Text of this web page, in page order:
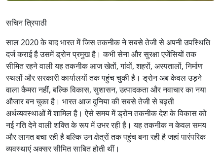
सचिन त्रिपाठी
साल 2020 के बाद भारत में जिस तकनीक ने सबसे तेजी से अपनी उपस्थिति
दर्ज कराई है उसमें ड्रोन प्रमुख है। कभी सेना और सुरक्षा एजेंसियों तक
सीमित रहने वाली यह तकनीक आज खेतों, गांवों, शहरों, अस्पतालों, निर्माण
स्थलों और सरकारी कार्यालयों तक पहुंच चुकी है। ड्रोन अब केवल उड़ने
वाला कैमरा नहीं, बल्कि विकास, सुशासन, उत्पादकता और नवाचार का नया
औजार बन चुका है। भारत आज दुनिया की सबसे तेजी से बढ़ती
अर्थव्यवस्थाओं में शामिल है। ऐसे समय में ड्रोन तकनीक देश के विकास को
नई गति देने वाली शक्ति के रूप में उभर रही है। यह तकनीक न केवल समय
और लागत बचा रही है बल्कि उन क्षेत्रों तक पहुंच बना रही है जहां पारंपरिक
व्यवस्थाएं अक्सर सीमित साबित होती थीं।